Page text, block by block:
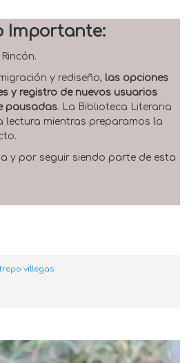
Importante:
y rediseño, las opciones
y registro de nuevos usuarios
pausadas. La Biblioteca Literaria
lectura mientras preparamos la
y por seguir siendo parte de esta
villegas